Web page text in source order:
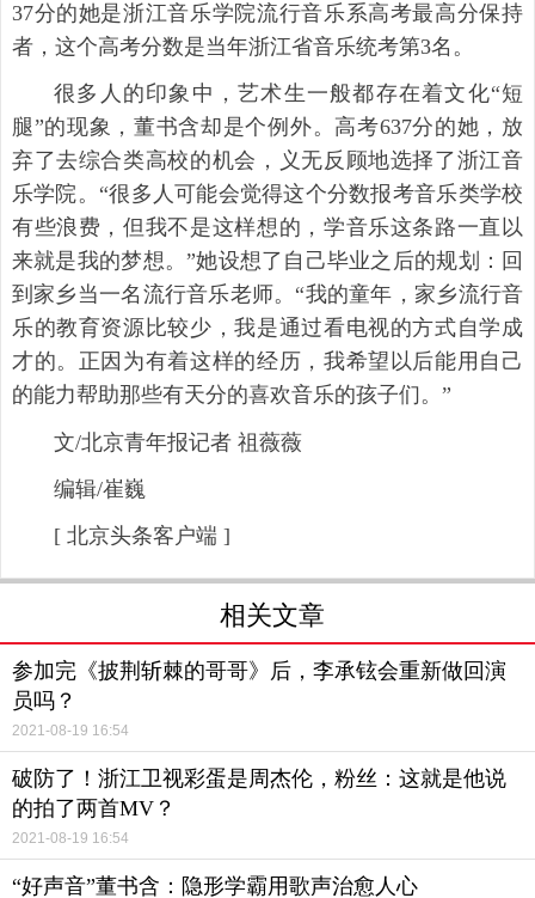
37分的她是浙江音乐学院流行音乐系高考最高分保持
者，这个高考分数是当年浙江省音乐统考第3名。
很多人的印象中，艺术生一般都存在着文化“短
腿”的现象，董书含却是个例外。高考637分的她，放
弃了去综合类高校的机会，义无反顾地选择了浙江音
乐学院。“很多人可能会觉得这个分数报考音乐类学校
有些浪费，但我不是这样想的，学音乐这条路一直以
来就是我的梦想。”她设想了自己毕业之后的规划：回
到家乡当一名流行音乐老师。“我的童年，家乡流行音
乐的教育资源比较少，我是通过看电视的方式自学成
才的。正因为有着这样的经历，我希望以后能用自己
的能力帮助那些有天分的喜欢音乐的孩子们。”
文/北京青年报记者 祖薇薇
编辑/崔巍
[ 北京头条客户端 ]
相关文章
参加完《披荆斩棘的哥哥》后，李承铉会重新做回演
员吗？
2021-08-19 16:54
破防了！浙江卫视彩蛋是周杰伦，粉丝：这就是他说
的拍了两首MV？
2021-08-19 16:54
“好声音”董书含：隐形学霸用歌声治愈人心